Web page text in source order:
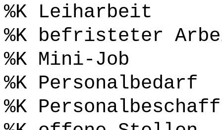
%K Leiharbeit
%K befristeter
%K Mini-Job
%K Personalbedarf
%K